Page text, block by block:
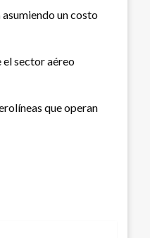
un costo
el sector aéreo
que operan